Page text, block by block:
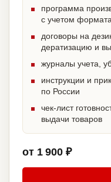
программа
с учетом
договоры на
дератизацию и
журналы учета,
инструкции и
по России
чек-лист
выдачи товаров
от 1 900 ₽